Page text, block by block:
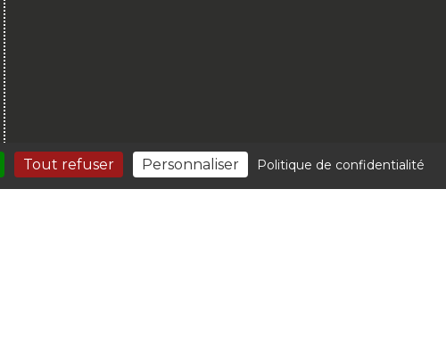
Tout refuser Personnaliser Politique de confidentialité